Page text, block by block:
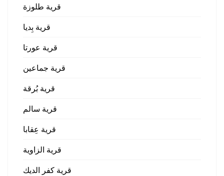
قرية طلوزة
قرية بِديا
قرية عورتا
قرية جماعين
قرية بُرقة
قرية سالم
قرية عِقابا
قرية الزاوية
قرية كفر الديك